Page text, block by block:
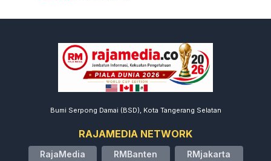
Bumi Serpong Damai (BSD), Kota Tangerang Selatan
RAJAMEDIA NETWORK
RajaMedia RMBanten RMjakarta